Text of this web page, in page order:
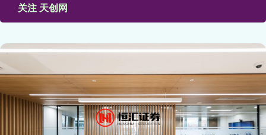
关注 天创网